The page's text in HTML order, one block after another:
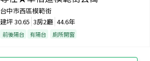
台中市西區模範街
建坪30.65 3房2廳 44.6年
前後陽台 有陽台 廁所開窗